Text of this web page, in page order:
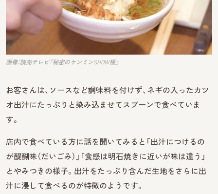
画像：読売テレビ『秘密のケンミンSHOW極』
お客さんは、ソースなど調味料を付けず、ネギの入ったカツ
オ出汁にたっぷりと染み込ませてスプーンで食べていま
す。
店内で食べている方に話を聞いてみると「出汁につけるの
が醍醐味（だいごみ）」「食感は明石焼きに近いが味は違う」
とやみつきの様子。出汁をたっぷり含んだ生地をさらに出
汁に浸して食べるのが特徴のようです。